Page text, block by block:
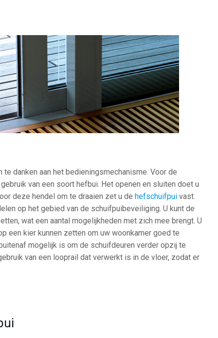
te danken aan het bedieningsmechanisme. Voor de
van een soort hefbui. Het openen en sluiten doet u
deze hendel om te draaien zet u de hefschuifpuivast.
op het gebied van de schuifpuibeveiliging. U kunt de
wat een aantal mogelijkheden met zich mee brengt. U
een kier kunnen zetten om uw woonkamer goed te
mogelijk is om de schuifdeuren verder opzij te
van een looprail dat verwerkt is in de vloer, zodat er